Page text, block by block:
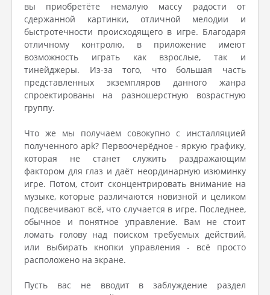
вы приобретёте немалую массу радости от
сдержанной картинки, отличной мелодии и
быстротечности происходящего в игре. Благодаря
отличному контролю, в приложение имеют
возможность играть как взрослые, так и
тинейджеры. Из-за того, что большая часть
представленных экземпляров данного жанра
спроектированы на разношерстную возрастную
группу.
Что же мы получаем совокупно с инсталляцией
полученного apk? Первоочерёдное - яркую графику,
которая не станет служить раздражающим
фактором для глаз и даёт неординарную изюминку
игре. Потом, стоит сконцентрировать внимание на
музыке, которые различаются новизной и целиком
подсвечивают всё, что случается в игре. Последнее,
обычное и понятное управление. Вам не стоит
ломать голову над поиском требуемых действий,
или выбирать кнопки управления - всё просто
расположено на экране.
Пусть вас не вводит в заблуждение раздел